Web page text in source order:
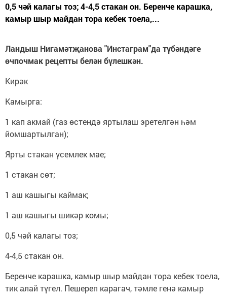
0,5 чәй калагы тоз; 4-4,5 стакан он. Беренче карашка,
камыр шыр майдан тора кебек тоела,...
Ландыш Нигамәтҗанова "Инстаграм"да түбәндәге
өчпочмак рецепты белән бүлешкән.
Кирәк
Камырга:
1 кап акмай (газ өстендә яртылаш эретелгән һәм
йомшартылган);
Ярты стакан үсемлек мае;
1 стакан сөт;
1 аш кашыгы каймак;
1 аш кашыгы шикәр комы;
0,5 чәй калагы тоз;
4-4,5 стакан он.
Беренче карашка, камыр шыр майдан тора кебек тоела,
тик алай түгел. Пешереп карагач, тәмле генә камыр